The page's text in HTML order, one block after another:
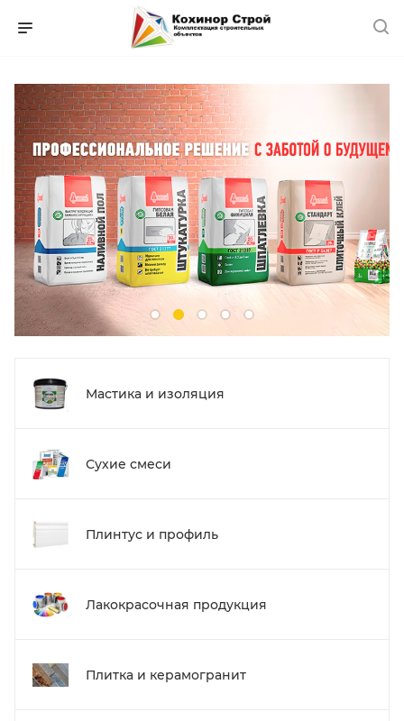
Мастика и изоляция
Сухие смеси
Плинтус и профиль
Лакокрасочная продукция
Плитка и керамогранит